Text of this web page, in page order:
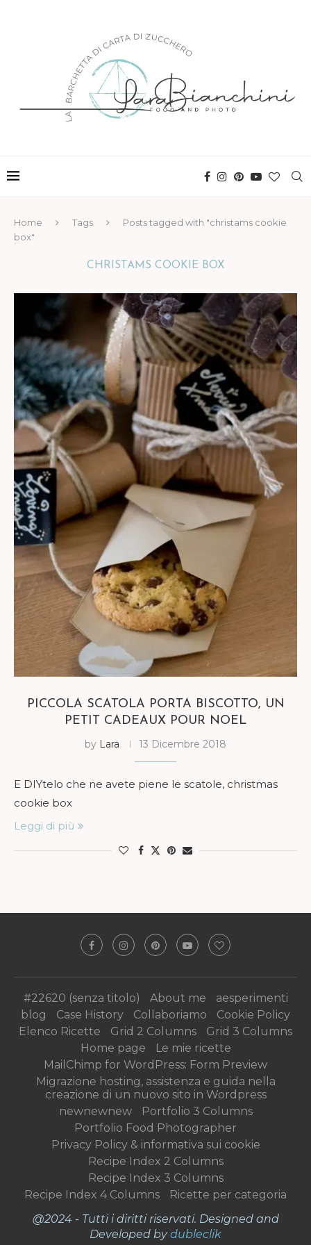
Home Tags
Posts tagged with "christams cookie
box"
CHRISTAMS COOKIE BOX
PICCOLA SCATOLA PORTA BISCOTTO, UN
PETIT CADEAUX POUR NOEL
by Lara 13 Dicembre 2018
E DIYtelo che ne avete piene le scatole, christmas
cookie box
Leggi di più
#22620 (senza titolo) About me
aesperimenti
blog
Case History Collaboriamo
Cookie Policy
Elenco Ricette
Grid 2 Columns
Grid 3 Columns
Home page
Le mie ricette
MailChimp for WordPress: Form Preview
Migrazione hosting, assistenza e guida nella
creazione di un nuovo sito in Wordpress
newnewnew
Portfolio 3 Columns
Portfolio Food Photographer
Privacy Policy & informativa sui cookie
Recipe Index 2 Columns
Recipe Index 3 Columns
Recipe Index 4 Columns
Ricette per categoria
@2024 - Tutti i diritti riservati. Designed and
Developed bydubleclik